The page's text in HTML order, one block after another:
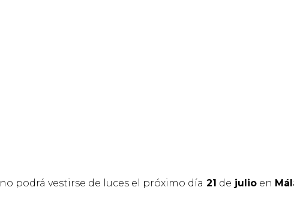
no podrá vestirse de luces el próximo día 21 de julio en